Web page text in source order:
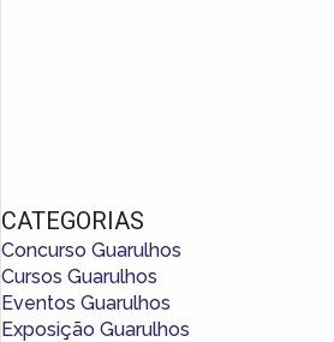
CATEGORIAS
Concurso Guarulhos
Cursos Guarulhos
Eventos Guarulhos
Exposição Guarulhos